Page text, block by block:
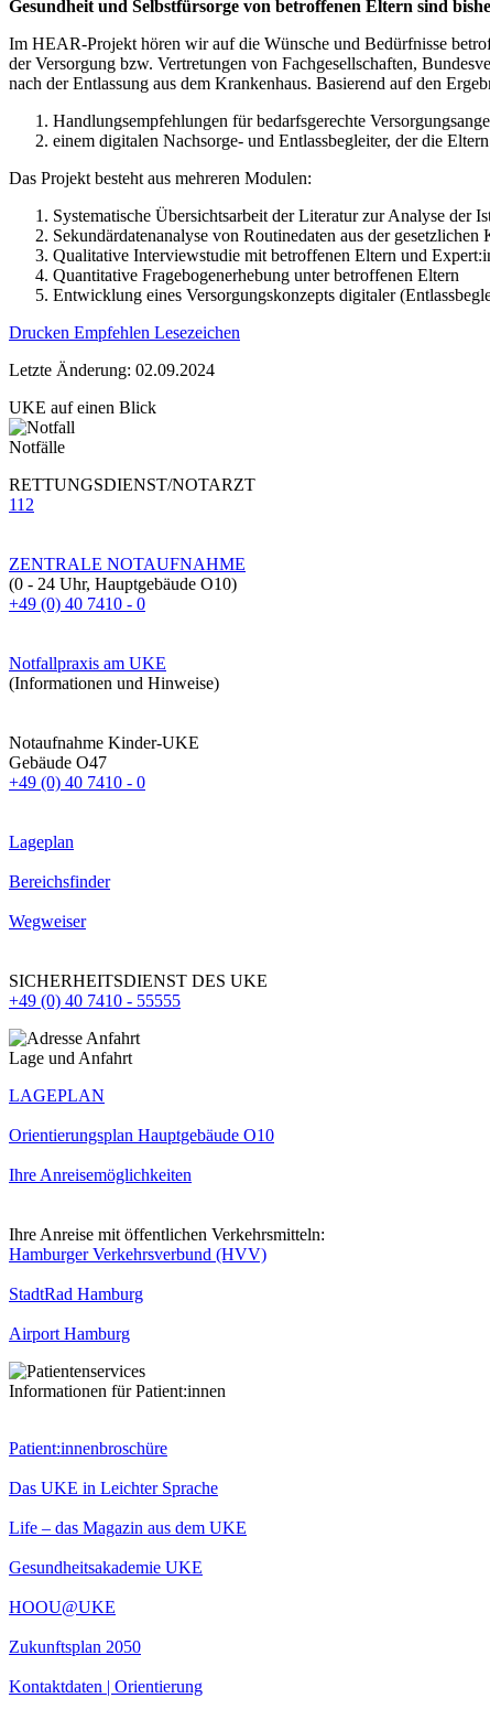
Gesundheit und Selbstfürsorge von betroffenen Eltern sind
Im HEAR-Projekt hören wir auf die Wünsche und Bedürfnisse
der Versorgung bzw. Vertretungen von Fachgesellschaften,
nach der Entlassung aus dem Krankenhaus. Basierend auf den
Handlungsempfehlungen für bedarfsgerechte
einem digitalen Nachsorge- und Entlassbegleiter, der die
Das Projekt besteht aus mehreren Modulen:
Systematische Übersichtsarbeit der Literatur zur Analyse der
Sekundärdatenanalyse von Routinedaten aus der gesetzlichen
Qualitative Interviewstudie mit betroffenen Eltern und
Quantitative Fragebogenerhebung unter betroffenen Eltern
Entwicklung eines Versorgungskonzepts digitaler
Drucken Empfehlen Lesezeichen
Letzte Änderung: 02.09.2024
UKE auf einen Blick
Notfälle
RETTUNGSDIENST/NOTARZT
112
ZENTRALE NOTAUFNAHME
(0 - 24 Uhr, Hauptgebäude O10)
+49 (0) 40 7410 - 0
Notfallpraxis am UKE
(Informationen und Hinweise)
Notaufnahme Kinder-UKE
Gebäude O47
+49 (0) 40 7410 - 0
Lageplan
Bereichsfinder
Wegweiser
SICHERHEITSDIENST DES UKE
+49 (0) 40 7410 - 55555
Lage und Anfahrt
LAGEPLAN
Orientierungsplan Hauptgebäude O10
Ihre Anreisemöglichkeiten
Ihre Anreise mit öffentlichen Verkehrsmitteln:
Hamburger Verkehrsverbund (HVV)
StadtRad Hamburg
Airport Hamburg
Informationen für Patient:innen
Patient:innenbroschüre
Das UKE in Leichter Sprache
Life – das Magazin aus dem UKE
Gesundheitsakademie UKE
HOOU@UKE
Zukunftsplan 2050
Kontaktdaten | Orientierung